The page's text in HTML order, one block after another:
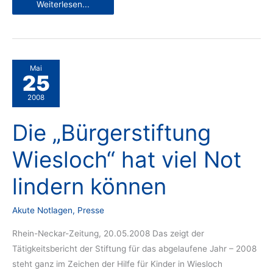
Kleiderstube
Weiterlesen...
Mai
25
2008
Die „Bürgerstiftung
Wiesloch“ hat viel Not
lindern können
Akute Notlagen, Presse
Rhein-Neckar-Zeitung, 20.05.2008 Das zeigt der
Tätigkeitsbericht der Stiftung für das abgelaufene Jahr – 2008
steht ganz im Zeichen der Hilfe für Kinder in Wiesloch